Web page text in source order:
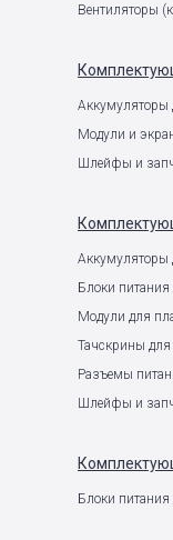
Вентиляторы
Аккумуляторы
Модули и
Шлейфы и
Аккумуляторы
Блоки
Модули для
Тачскрины для
Разъемы
Шлейфы и
Блоки